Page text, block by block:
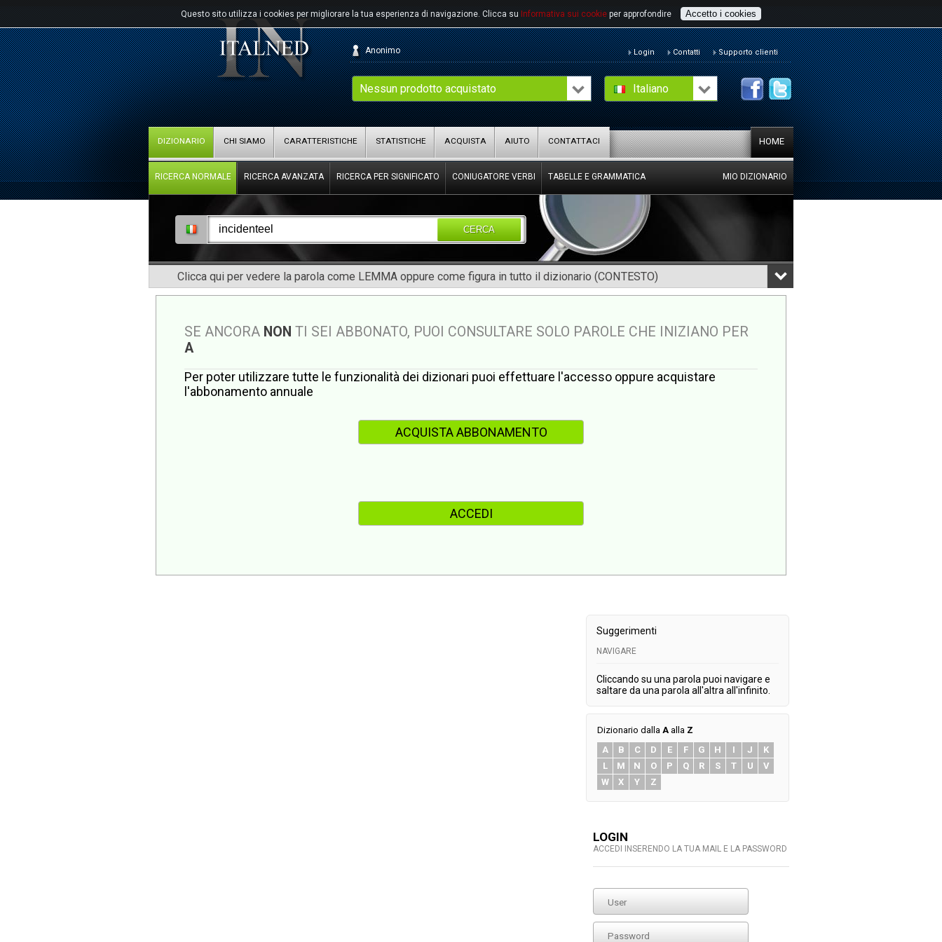
Questo sito utilizza i cookies per migliorare la tua esperienza di navigazione. Clicca su Informativa sui cookie per approfondire Accetto i cookies
Italiano
Nessun prodotto acquistato
Anonimo Login Contatti Supporto clienti
HOME
DIZIONARIO CHI SIAMO CARATTERISTICHE STATISTICHE ACQUISTA AIUTO CONTATTACI
RICERCA NORMALE RICERCA AVANZATA RICERCA PER SIGNIFICATO CONIUGATORE VERBI TABELLE E GRAMMATICA MIO DIZIONARIO
CERCA
Clicca qui per vedere la parola come LEMMA oppure come figura in tutto il dizionario (CONTESTO)
SE ANCORA NON TI SEI ABBONATO, PUOI CONSULTARE SOLO PAROLE CHE INIZIANO PER
A
Per poter utilizzare tutte le funzionalità dei dizionari puoi effettuare l'accesso oppure acquistare
l'abbonamento annuale
ACQUISTA ABBONAMENTO
ACCEDI
Suggerimenti
NAVIGARE
Cliccando su una parola puoi navigare e
saltare da una parola all'altra all'infinito.
Dizionario dalla A alla Z
A
B C D E F G H I J
K
L
M N O P Q R S T U
V
W
X Y Z
LOGIN
ACCEDI INSERENDO LA TUA MAIL E LA PASSWORD